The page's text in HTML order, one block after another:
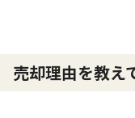
売却理由を教え